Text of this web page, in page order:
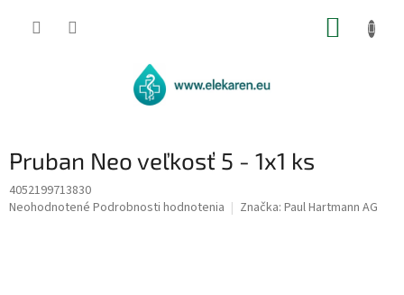
Pruban Neo veľkosť 5 - 1x1 ks
4052199713830
Priemerné
Neohodnotené Podrobnosti hodnotenia Značka: Paul Hartmann AG